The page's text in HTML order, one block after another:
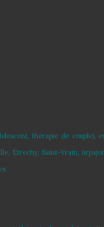
thérapie de couple),
Etrechy, Saint-Vrain,